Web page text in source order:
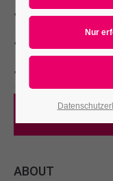
Branding,
ABOUT